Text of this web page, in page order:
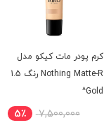
کرم پودر مات کیکو مدل
Nothing Matte-R رنگ 1.5
Gold^
7,500,000 5٪